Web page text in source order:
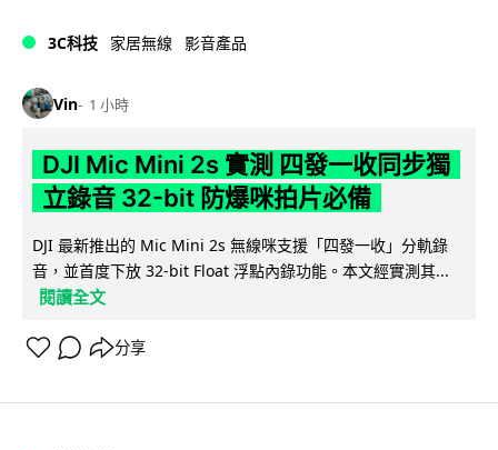
3C科技 家居無線 影音產品
Vin 1 小時
DJI Mic Mini 2s 實測 四發一收同步獨
立錄音 32-bit 防爆咪拍片必備
DJI 最新推出的 Mic Mini 2s 無線咪支援「四發一收」分軌錄
音，並首度下放 32-bit Float 浮點內錄功能。本文經實測其...
閱讀全文
分享